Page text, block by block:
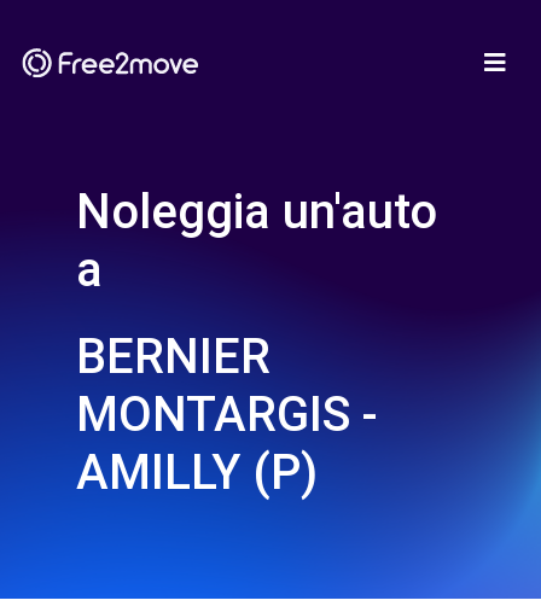
Noleggia un'auto
a
BERNIER
MONTARGIS -
AMILLY (P)